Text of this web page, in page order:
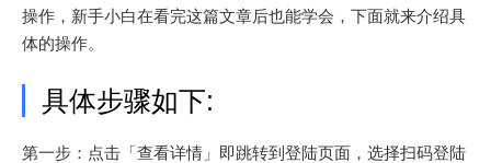
操作，新手小白在看完这篇文章后也能学会，下面就来介绍具
体的操作。
具体步骤如下:
第一步：点击「查看详情」即跳转到登陆页面，选择扫码登陆